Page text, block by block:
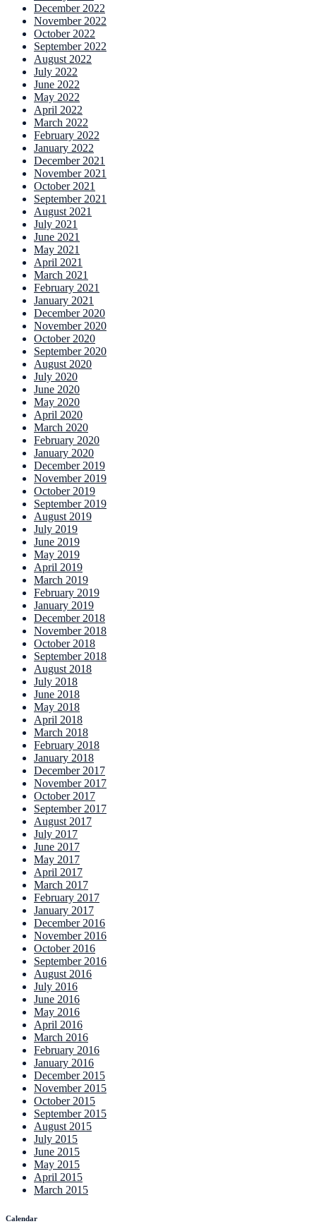
December 2022
November 2022
October 2022
September 2022
August 2022
July 2022
June 2022
May 2022
April 2022
March 2022
February 2022
January 2022
December 2021
November 2021
October 2021
September 2021
August 2021
July 2021
June 2021
May 2021
April 2021
March 2021
February 2021
January 2021
December 2020
November 2020
October 2020
September 2020
August 2020
July 2020
June 2020
May 2020
April 2020
March 2020
February 2020
January 2020
December 2019
November 2019
October 2019
September 2019
August 2019
July 2019
June 2019
May 2019
April 2019
March 2019
February 2019
January 2019
December 2018
November 2018
October 2018
September 2018
August 2018
July 2018
June 2018
May 2018
April 2018
March 2018
February 2018
January 2018
December 2017
November 2017
October 2017
September 2017
August 2017
July 2017
June 2017
May 2017
April 2017
March 2017
February 2017
January 2017
December 2016
November 2016
October 2016
September 2016
August 2016
July 2016
June 2016
May 2016
April 2016
March 2016
February 2016
January 2016
December 2015
November 2015
October 2015
September 2015
August 2015
July 2015
June 2015
May 2015
April 2015
March 2015
Calendar